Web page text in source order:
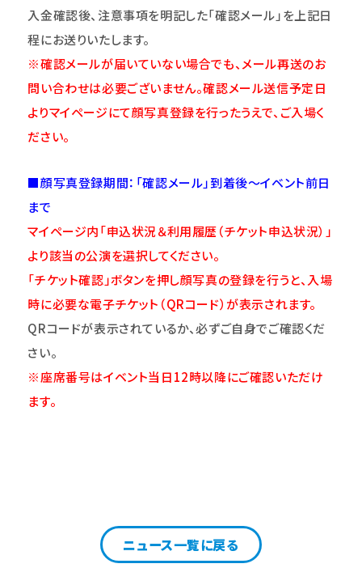
入金確認後、注意事項を明記した「確認メール」を上記日
程にお送りいたします。
※確認メールが届いていない場合でも、メール再送のお
問い合わせは必要ございません。確認メール送信予定日
よりマイページにて顔写真登録を行ったうえで、ご入場く
ださい。
■顔写真登録期間：「確認メール」到着後～イベント前日
まで
マイページ内「申込状況＆利用履歴（チケット申込状況）」
より該当の公演を選択してください。
「チケット確認」ボタンを押し顔写真の登録を行うと、入場
時に必要な電子チケット（QRコード）が表示されます。
QRコードが表示されているか、必ずご自身でご確認くだ
さい。
※座席番号はイベント当日12時以降にご確認いただけ
ます。
ニュース一覧に戻る